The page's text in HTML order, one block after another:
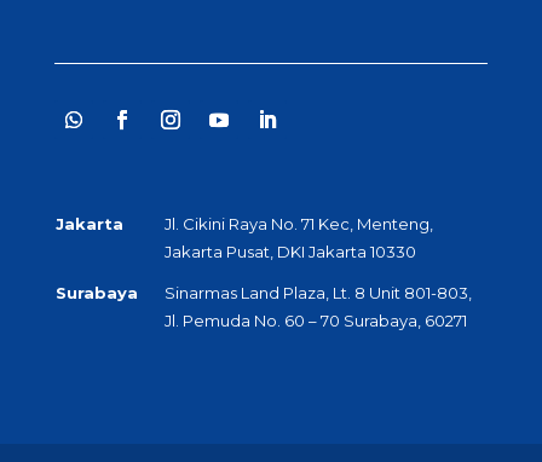
Jakarta
Jl. Cikini Raya No. 71 Kec, Menteng,
Jakarta Pusat, DKI Jakarta 10330
Surabaya
Sinarmas Land Plaza, Lt. 8 Unit 801-803,
Jl. Pemuda No. 60 – 70 Surabaya, 60271